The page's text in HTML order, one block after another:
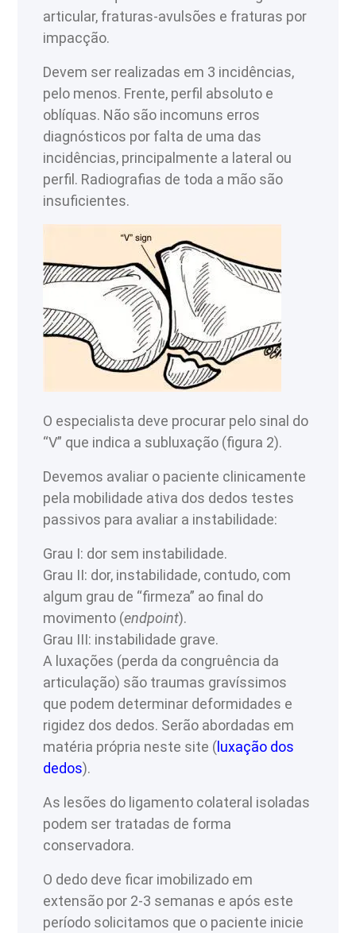
articular, fraturas-avulsões e fraturas por
impacção.
Devem ser realizadas em 3 incidências,
pelo menos. Frente, perfil absoluto e
oblíquas. Não são incomuns erros
diagnósticos por falta de uma das
incidências, principalmente a lateral ou
perfil. Radiografias de toda a mão são
insuficientes.
O especialista deve procurar pelo sinal do
“V” que indica a subluxação (figura 2).
Devemos avaliar o paciente clinicamente
pela mobilidade ativa dos dedos testes
passivos para avaliar a instabilidade:
Grau I: dor sem instabilidade.
Grau II: dor, instabilidade, contudo, com
algum grau de “firmeza” ao final do
movimento (endpoint).
Grau III: instabilidade grave.
A luxações (perda da congruência da
articulação) são traumas gravíssimos
que podem determinar deformidades e
rigidez dos dedos. Serão abordadas em
matéria própria neste site ( luxação dos
dedos).
As lesões do ligamento colateral isoladas
podem ser tratadas de forma
conservadora.
O dedo deve ficar imobilizado em
extensão por 2-3 semanas e após este
período solicitamos que o paciente inicie